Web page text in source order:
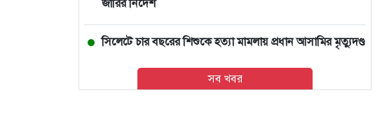
জারির নির্দেশ
সিলেটে চার বছরের শিশুকে হত্যা মামলায় প্রধান আসামির মৃত্যুদণ্ড
বাঁশখালীতে বন্যায় ক্ষতিগ্রস্ত ১০০ পরিবারকে ঘর দেবেন প্রধানমন্ত্রী
সব খবর